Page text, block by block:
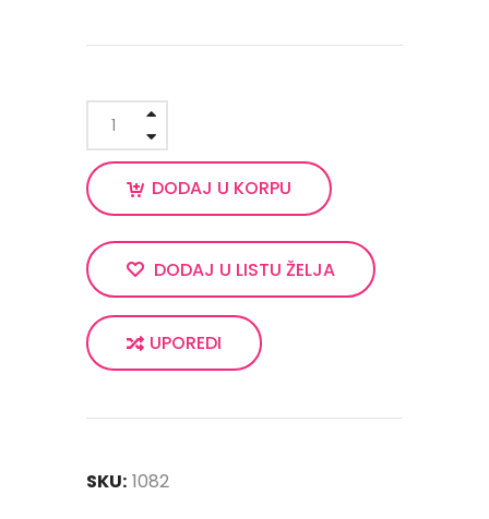
DODAJ U KORPU
DODAJ U LISTU ŽELJA
UPOREDI
SKU: 1082